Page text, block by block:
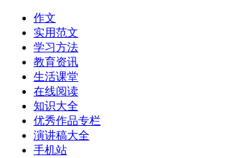
作文
实用范文
学习方法
教育资讯
生活课堂
在线阅读
知识大全
优秀作品专栏
演讲稿大全
手机站